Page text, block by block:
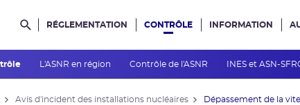
Rechercher dans le site
RÉGLEMENTATION CONTRÔLE
L'ASNR en région Contrôle de l'ASNR INES et ASN-
INFORMATION
Avis d'incident des installations nucléaires Dépassement de la